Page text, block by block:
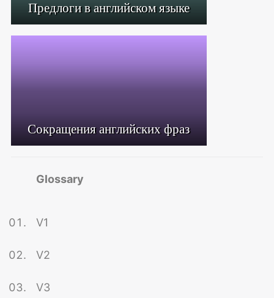
Предлоги в английском языке
Сокращения английских фраз
Glossary
V1
V2
V3